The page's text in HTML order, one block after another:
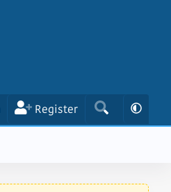
Register